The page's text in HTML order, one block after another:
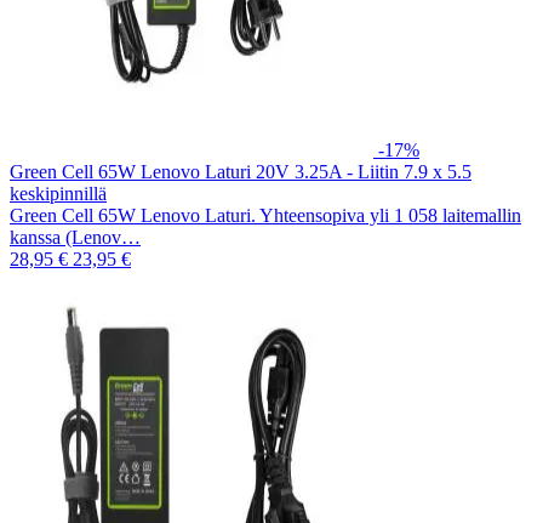
-17%
Green Cell 65W Lenovo Laturi 20V 3.25A - Liitin 7.9 x 5.5
keskipinnillä
Green Cell 65W Lenovo Laturi. Yhteensopiva yli 1 058 laitemallin
kanssa (Lenov…
28,95 € 23,95 €